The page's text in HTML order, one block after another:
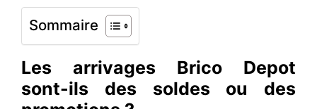
Sommaire
Les arrivages Brico Depot
sont-ils des soldes ou des